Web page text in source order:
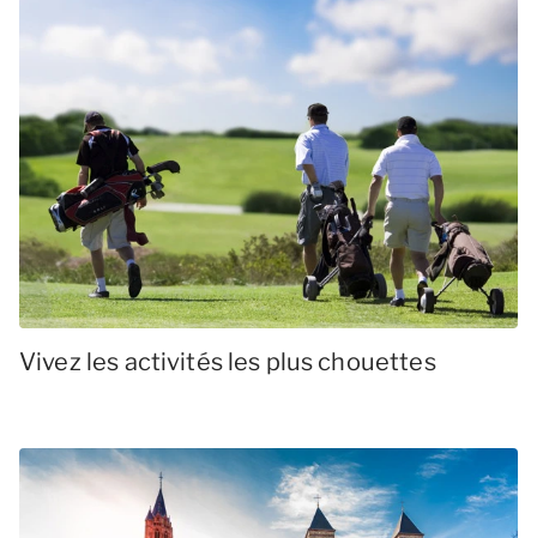
Vivez les activités les plus chouettes